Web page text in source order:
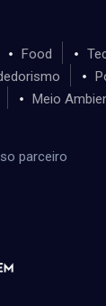
Food
Meio
parceiro